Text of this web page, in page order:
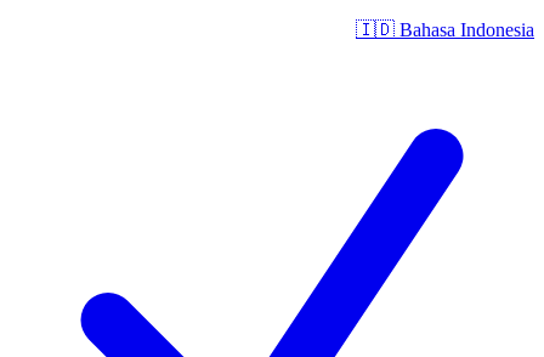
🇮🇩 Bahasa Indonesia